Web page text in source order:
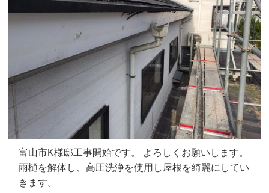
富山市K様邸工事開始です。 よろしくお願いします。
雨樋を解体し、高圧洗浄を使用し屋根を綺麗にしてい
きます。